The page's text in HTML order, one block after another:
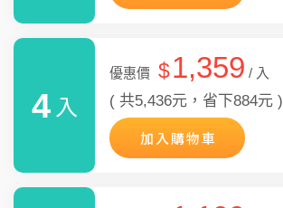
4 入
優惠價 $1,359 / 入
( 共5,436元，省下884元 )
加入購物車